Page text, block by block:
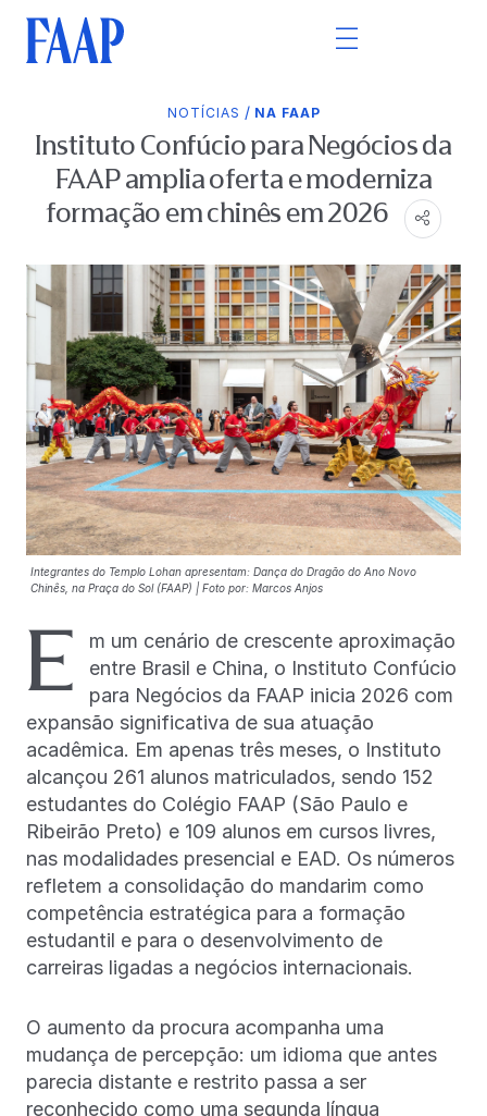
NOTÍCIAS / NA FAAP
Instituto Confúcio para Negócios da
FAAP amplia oferta e moderniza
formação em chinês em 2026
Integrantes do Templo Lohan apresentam: Dança do Dragão do Ano Novo
Chinês, na Praça do Sol (FAAP) | Foto por: Marcos Anjos
E
m um cenário de crescente aproximação
entre Brasil e China, o Instituto Confúcio
para Negócios da FAAP inicia 2026 com
expansão significativa de sua atuação
acadêmica. Em apenas três meses, o Instituto
alcançou 261 alunos matriculados, sendo 152
estudantes do Colégio FAAP (São Paulo e
Ribeirão Preto) e 109 alunos em cursos livres,
nas modalidades presencial e EAD. Os números
refletem a consolidação do mandarim como
competência estratégica para a formação
estudantil e para o desenvolvimento de
carreiras ligadas a negócios internacionais.
O aumento da procura acompanha uma
mudança de percepção: um idioma que antes
parecia distante e restrito passa a ser
reconhecido como uma segunda língua